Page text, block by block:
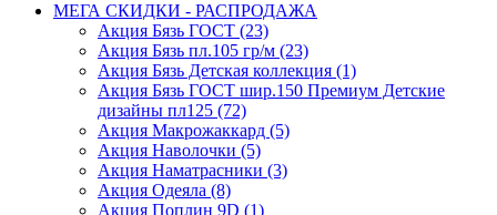
МЕГА СКИДКИ - РАСПРОДАЖА
Акция Бязь ГОСТ (23)
Акция Бязь пл.105 гр/м (23)
Акция Бязь Детская коллекция (1)
Акция Бязь ГОСТ шир.150 Премиум Детские
дизайны пл125 (72)
Акция Макрожаккард (5)
Акция Наволочки (5)
Акция Наматрасники (3)
Акция Одеяла (8)
Акция Поплин 9D (1)